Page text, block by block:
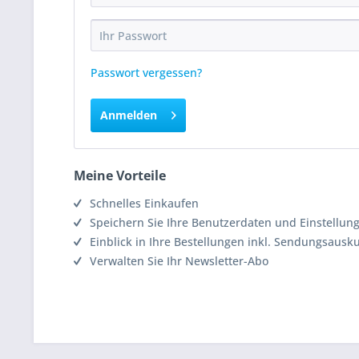
Passwort vergessen?
Anmelden
Meine Vorteile
Schnelles Einkaufen
Speichern Sie Ihre Benutzerdaten und
Einblick in Ihre Bestellungen inkl.
Verwalten Sie Ihr Newsletter-Abo